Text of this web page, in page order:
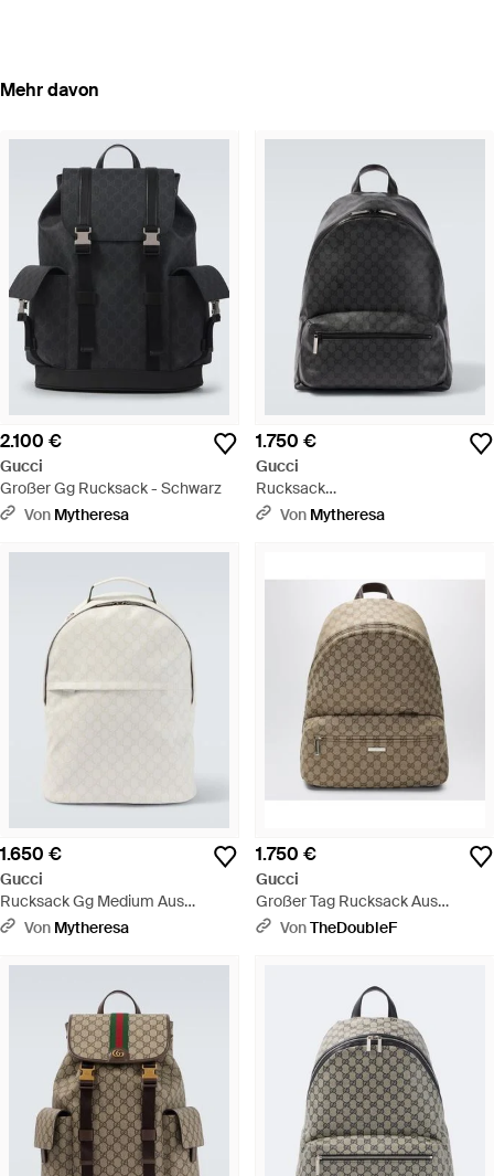
Mehr davon
2.100 €
Gucci
Großer Gg Rucksack - Schwarz
Von Mytheresa
1.750 €
Gucci
Rucksack
Essence Classic Gg Medium Aus
Von Mytheresa
1.650 €
Gucci
Rucksack Gg Medium Aus
Canvas - Weiß
Von Mytheresa
1.750 €
Gucci
Großer Tag Rucksack Aus
Sand-/Braunfarbenem Gg-
VonTheDoubleF